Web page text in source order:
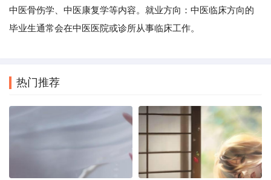
中医骨伤学、中医康复学等内容。就业方向：中医临床方向的
毕业生通常会在中医医院或诊所从事临床工作。
热门推荐